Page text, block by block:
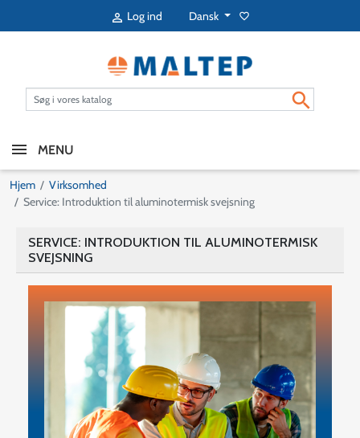
 Log ind Dansk favorite_border

MENU
Hjem
Virksomhed
Service: Introduktion til aluminotermisk svejsning
SERVICE: INTRODUKTION TIL ALUMINOTERMISK
SVEJSNING